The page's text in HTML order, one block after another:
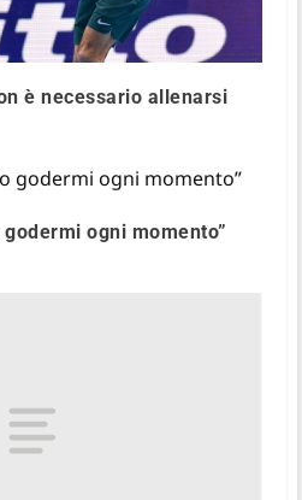
è necessario allenarsi
ogni momento”